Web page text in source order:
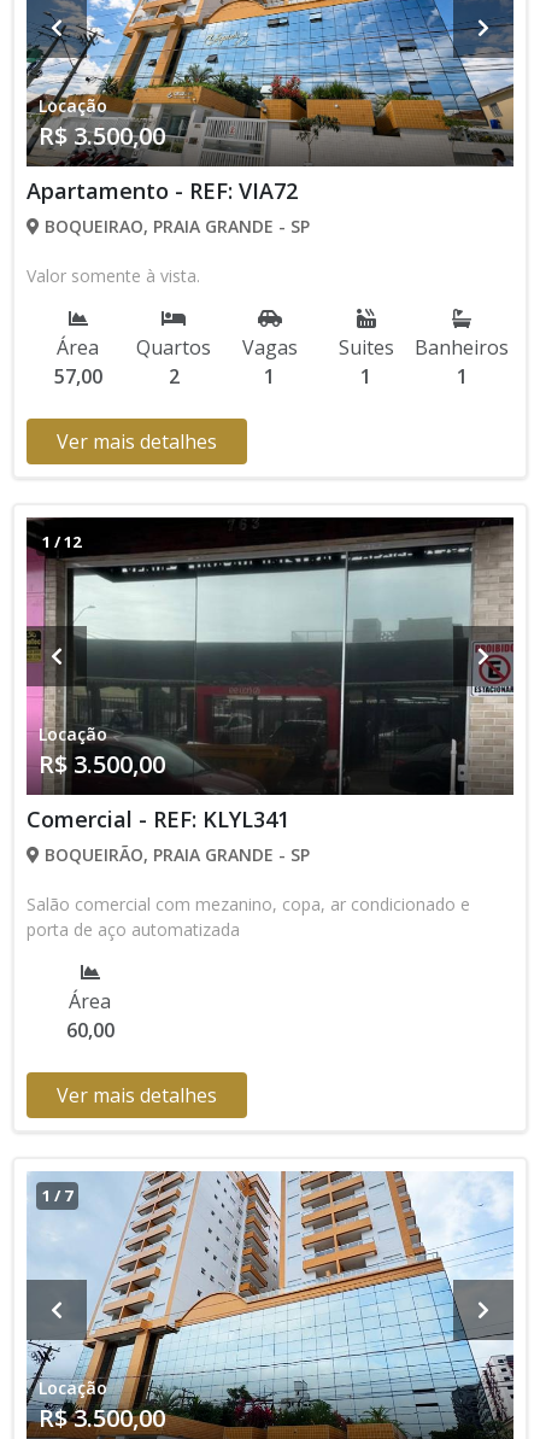
Locação
R$ 3.500,00
Apartamento - REF: VIA72
BOQUEIRAO, PRAIA GRANDE - SP
Valor somente à vista.
Área
57,00
Quartos
2
Vagas
1
Suites
1
Banheiros
1
Ver mais detalhes
1 /12
Locação
R$ 3.500,00
Comercial - REF: KLYL341
BOQUEIRÃO, PRAIA GRANDE - SP
Salão comercial com mezanino, copa, ar condicionado e
porta de aço automatizada
Área
60,00
Ver mais detalhes
1 / 7
Locação
R$ 3.500,00